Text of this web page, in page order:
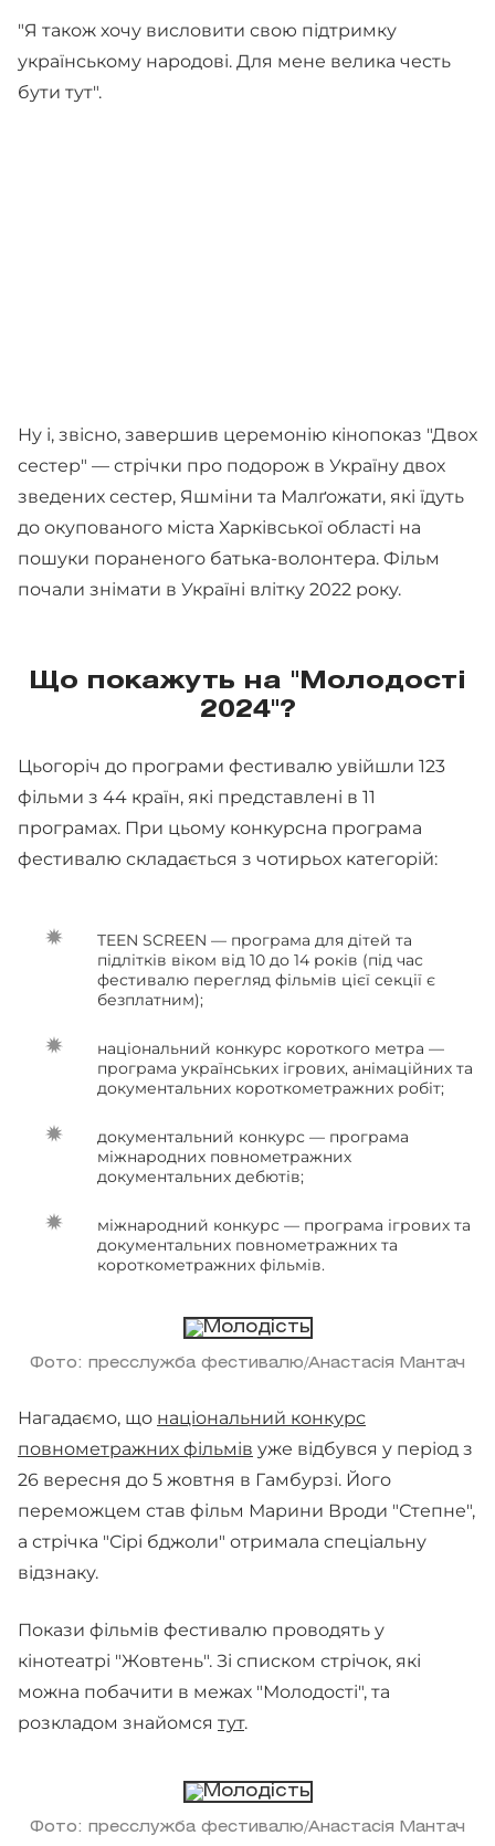
"Я також хочу висловити свою підтримку
українському народові. Для мене велика честь
бути тут".
Ну і, звісно, завершив церемонію кінопоказ "Двох
сестер" — стрічки про подорож в Україну двох
зведених сестер, Яшміни та Малґожати, які їдуть
до окупованого міста Харківської області на
пошуки пораненого батька-волонтера. Фільм
почали знімати в Україні влітку 2022 року.
Що покажуть на "Молодості
2024"?
Цьогоріч до програми фестивалю увійшли 123
фільми з 44 країн, які представлені в 11
програмах. При цьому конкурсна програма
фестивалю складається з чотирьох категорій:
TEEN SCREEN — програма для дітей та
підлітків віком від 10 до 14 років (під час
фестивалю перегляд фільмів цієї секції є
безплатним);
національний конкурс короткого метра —
програма українських ігрових, анімаційних та
документальних короткометражних робіт;
документальний конкурс — програма
міжнародних повнометражних
документальних дебютів;
міжнародний конкурс — програма ігрових та
документальних повнометражних та
короткометражних фільмів.
Фото: пресслужба фестивалю/Анастасія Мантач
Нагадаємо, що національний конкурс
повнометражних фільмів уже відбувся у період з
26 вересня до 5 жовтня в Гамбурзі. Його
переможцем став фільм Марини Вроди "Степне",
а стрічка "Сірі бджоли" отримала спеціальну
відзнаку.
Покази фільмів фестивалю проводять у
кінотеатрі "Жовтень". Зі списком стрічок, які
можна побачити в межах "Молодості", та
розкладом знайомся тут.
Фото: пресслужба фестивалю/Анастасія Мантач